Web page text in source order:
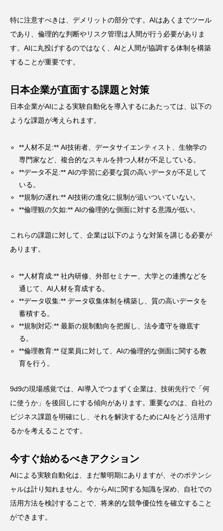
特に注意すべきは、デメリットの部分です。AIはあくまでツール
であり、倫理的な判断やリスク管理は人間が行う必要がありま
す。AIに丸投げするのではなく、AIと人間が協調する体制を構築
することが重要です。
日本企業が直面する課題と対策
日本企業がAIによる実験自動化を導入するにあたっては、以下の
ような課題が考えられます。
**人材不足:** AI技術者、データサイエンティスト、生物学の
専門家など、複合的なスキルを持つ人材が不足している。
**データ不足:** AIの学習に必要な質の高いデータが不足して
いる。
**規制の遅れ:** AI技術の進化に規制が追いついていない。
**倫理観の欠如:** AIの倫理的な側面に対する意識が低い。
これらの課題に対して、企業は以下のような対策を講じる必要が
あります。
**人材育成:** 社内研修、外部セミナー、大学との連携などを
通じて、AI人材を育成する。
**データ収集:** データ収集体制を構築し、質の高いデータを
蓄積する。
**規制対応:** 最新の規制動向を把握し、法令遵守を徹底す
る。
**倫理教育:** 従業員に対して、AIの倫理的な側面に関する教
育を行う。
9d9の現場感覚では、AI導入でつまずく企業は、技術先行で「何
に使うか」を後回しにする傾向があります。重要なのは、自社の
ビジネス課題を明確にし、それを解決するためにAIをどう活用す
るかを考えることです。
今すぐ始めるべきアクション
AIによる実験自動化は、まだ黎明期にありますが、そのポテンシ
ャルは計り知れません。今からAIに関する知識を深め、自社での
活用方法を検討することで、将来的な競争優位性を確立すること
ができます。